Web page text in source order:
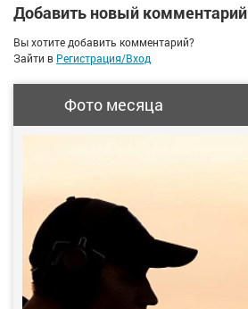
Добавить новый комментарий
Вы хотите добавить комментарий?
Зайти в Регистрация/Вход
Фото месяца